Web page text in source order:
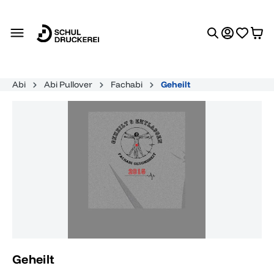
Abi Abi Pullover Fachabi
Geheilt
Geheilt